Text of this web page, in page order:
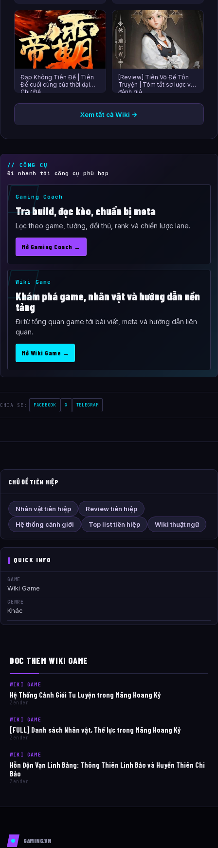
Đạp Không Tiên Đế | Tiên
Đế cuối cùng của thời đại
Chư Đế
[Review] Tiên Võ Đế Tôn
Truyện | Tóm tắt sơ lược và
đánh giá
Xem tất cả Wiki →
// CÔNG CỤ
Đi nhanh tới công cụ phù hợp
Gaming Coach
Tra build, đọc kèo, chuẩn bị meta
Lọc theo game, tướng, đối thủ, rank và chiến lược lane.
Mở Gaming Coach →
Wiki Game
Khám phá game, nhân vật và hướng dẫn nền
tảng
Đi từ tổng quan game tới bài viết, meta và hướng dẫn liên
quan.
Mở Wiki Game →
CHIA SE: FACEBOOK X TELEGRAM
CHỦ ĐỀ TIÊN HIỆP
Nhân vật tiên hiệp
Review tiên hiệp
Hệ thống cảnh giới
Top list tiên hiệp Wiki thuật ngữ
QUICK INFO
GAME
Wiki Game
GENRE
Khác
DOC THEM WIKI GAME
WIKI GAME
Hệ Thống Cảnh Giới Tu Luyện trong Mãng Hoang Kỷ
Zenden
WIKI GAME
[FULL] Danh sách Nhân vật, Thế lực trong Mãng Hoang Kỷ
Zenden
WIKI GAME
Hỗn Độn Vạn Linh Bảng: Thông Thiên Linh Bảo và Huyền Thiên Chi
Bảo
Zenden
GAMING.VN